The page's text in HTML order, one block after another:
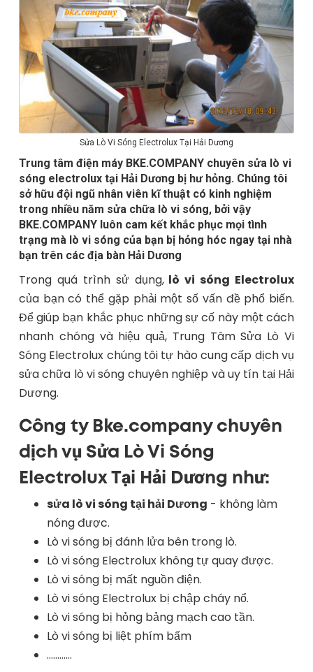
Sửa Lò Vi Sóng Electrolux Tại Hải Dương
Trung tâm điện máy BKE.COMPANY chuyên sửa lò vi
sóng electrolux tại Hải Dương bị hư hỏng. Chúng tôi
sở hữu đội ngũ nhân viên kĩ thuật có kinh nghiệm
trong nhiều năm sửa chữa lò vi sóng, bởi vậy
BKE.COMPANY luôn cam kết khắc phục mọi tình
trạng mà lò vi sóng của bạn bị hỏng hóc ngay tại nhà
bạn trên các địa bàn Hải Dương
Trong quá trình sử dụng,lò vi sóng Electrolux
của bạn có thể gặp phải một số vấn đề phổ biến.
Để giúp bạn khắc phục những sự cố này một cách
nhanh chóng và hiệu quả, Trung Tâm Sửa Lò Vi
Sóng Electrolux chúng tôi tự hào cung cấp dịch vụ
sửa chữa lò vi sóng chuyên nghiệp và uy tín tại Hải
Dương.
Công ty Bke.company chuyên
dịch vụ Sửa Lò Vi Sóng
Electrolux Tại Hải Dương như:
sửa lò vi sóng tại hải Dương - không làm
nóng được.
Lò vi sóng bị đánh lửa bên trong lò.
Lò vi sóng Electrolux không tự quay được.
Lò vi sóng bị mất nguồn điện.
Lò vi sóng Electrolux bị chập cháy nổ.
Lò vi sóng bị hỏng bảng mạch cao tần.
Lò vi sóng bị liệt phím bấm
............